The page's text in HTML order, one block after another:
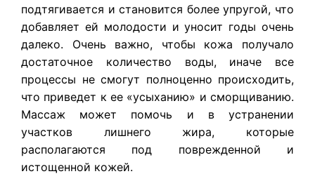
подтягивается и становится более упругой, что
добавляет ей молодости и уносит годы очень
далеко. Очень важно, чтобы кожа получало
достаточное количество воды, иначе все
процессы не смогут полноценно происходить,
что приведет к ее «усыханию» и сморщиванию.
Массаж может помочь и в устранении
участков лишнего жира, которые
располагаются под поврежденной и
истощенной кожей.